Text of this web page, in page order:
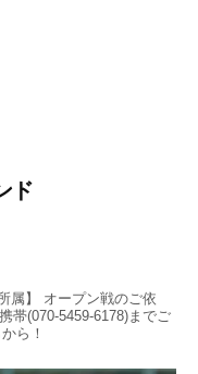
ド
属】
オープン戦のご依
帯(070-5459-6178)までご
ら！